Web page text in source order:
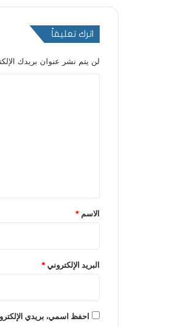
اترك تعليقاً
لن يتم نشر عنوان بريدك
*
الاسم *
البريد الإلكتروني*
احفظ اسمي، بريدي